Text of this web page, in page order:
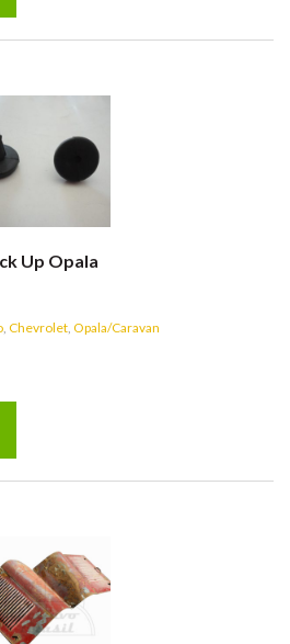
Up Opala
, Chevrolet, Opala/Caravan